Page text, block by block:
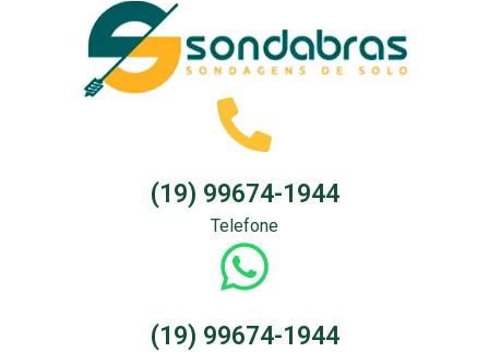
(19) 99674-1944
Telefone
(19) 99674-1944